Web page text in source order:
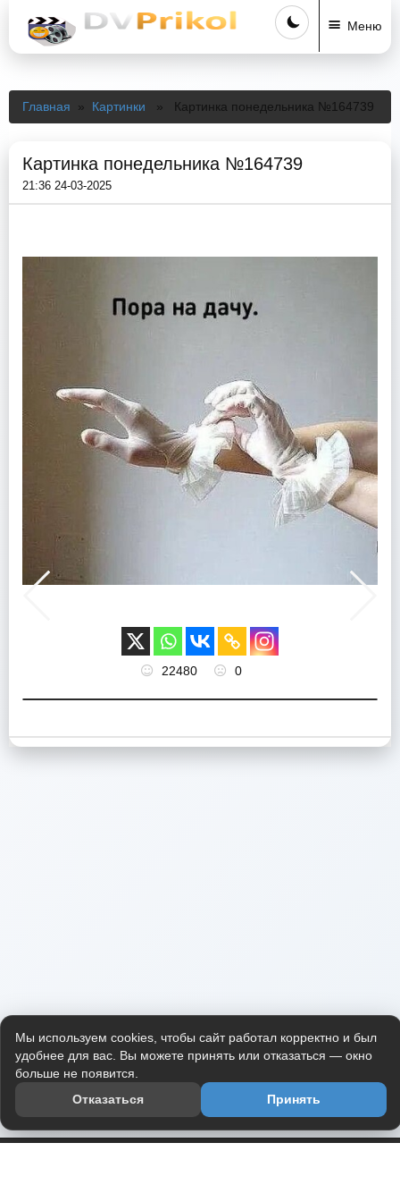
Меню
Главная » Картинки » Картинка понедельника №164739
Картинка понедельника №164739
21:36 24-03-2025
22480 0
Мы используем cookies, чтобы сайт работал корректно и был
удобнее для вас. Вы можете принять или отказаться — окно
больше не появится.
Отказаться
Принять